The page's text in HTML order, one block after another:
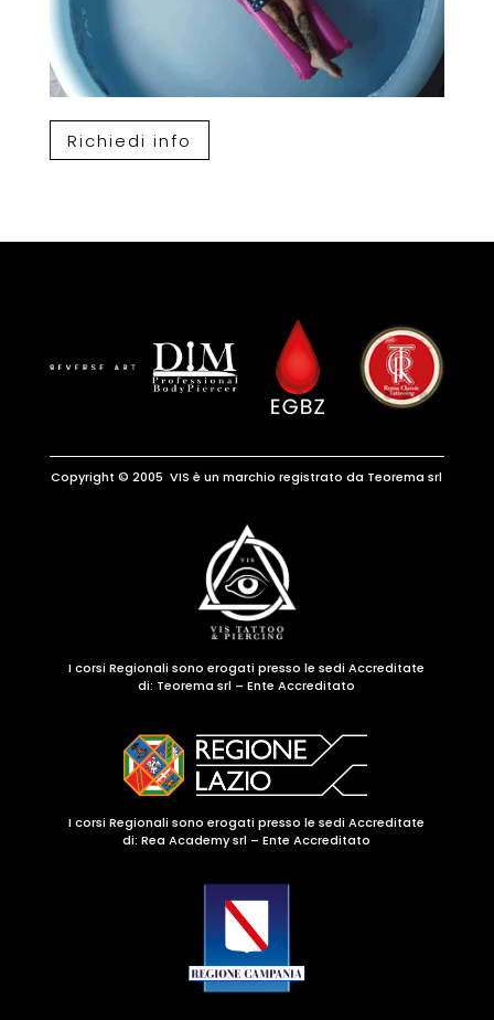
Richiedi info
Copyright © 2005 VIS è un marchio registrato da Teorema srl
I corsi Regionali sono erogati presso le sedi Accreditate
di: Teorema srl – Ente Accreditato
I corsi Regionali sono erogati presso le sedi Accreditate
di: Rea Academy srl – Ente Accreditato